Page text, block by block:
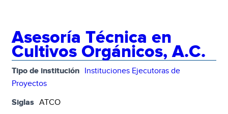
Asesoría Técnica en
Cultivos Orgánicos, A.C.
Tipo de institución Instituciones Ejecutoras de
Proyectos
Siglas ATCO